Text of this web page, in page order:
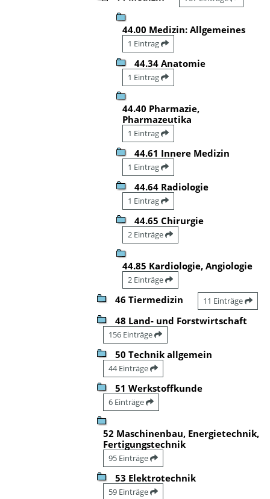
44.00 Medizin: Allgemeines
1 Eintrag
44.34 Anatomie
1 Eintrag
44.40 Pharmazie,
Pharmazeutika
1 Eintrag
44.61 Innere Medizin
1 Eintrag
44.64 Radiologie
1 Eintrag
44.65 Chirurgie
2 Einträge
44.85 Kardiologie, Angiologie
2 Einträge
46 Tiermedizin 11 Einträge
48 Land- und Forstwirtschaft
156 Einträge
50 Technik allgemein
44 Einträge
51 Werkstoffkunde
6 Einträge
52 Maschinenbau, Energietechnik,
Fertigungstechnik
95 Einträge
53 Elektrotechnik
59 Einträge